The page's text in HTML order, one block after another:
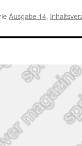
Ausgabe 14,